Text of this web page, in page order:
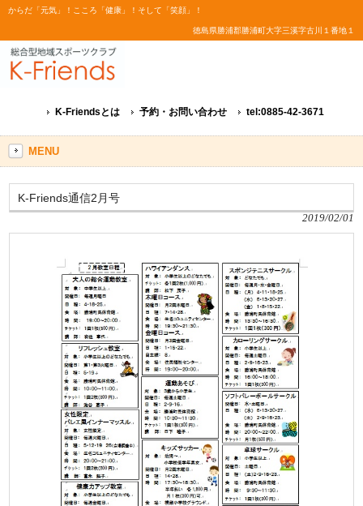
からだ「元気」！こころ「健康」！そして「笑顔」！
徳島県勝浦郡勝浦町大字三溪字古川１番地１
K-Friendsとは 予約・お問い合わせ tel:0885-42-3671
MENU
K-Friends通信2月号
2019/02/01